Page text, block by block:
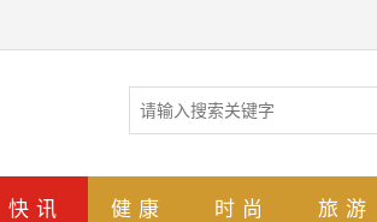
快讯 健康 时尚 旅游